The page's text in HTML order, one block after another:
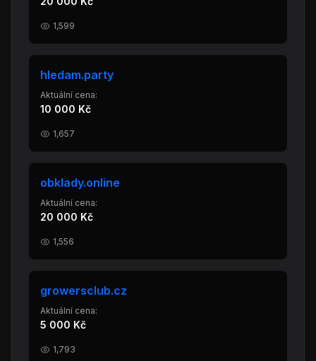
1,599
hledam.party
Aktuální cena:
10 000 Kč
1,657
obklady.online
Aktuální cena:
20 000 Kč
1,556
growersclub.cz
Aktuální cena:
5 000 Kč
1,793